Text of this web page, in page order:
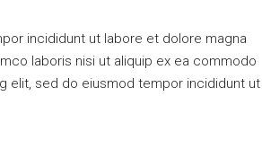
incididunt ut labore et dolore magna
laboris nisi ut aliquip ex ea commodo
elit, sed do eiusmod tempor incididunt ut